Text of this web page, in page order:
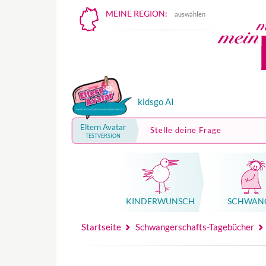
MEINE REGION: auswählen
kidsgo AI
Eltern Avatar
TESTVERSION
Stelle deine Frage
KINDER­WUNSCH
Startseite Schwangerschafts-Tagebücher